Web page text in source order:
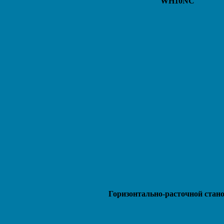
Горизонтально-расточной